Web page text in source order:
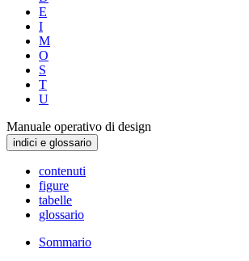
E
I
M
O
S
T
U
Manuale operativo di design
indici e glossario
contenuti
figure
tabelle
glossario
Sommario